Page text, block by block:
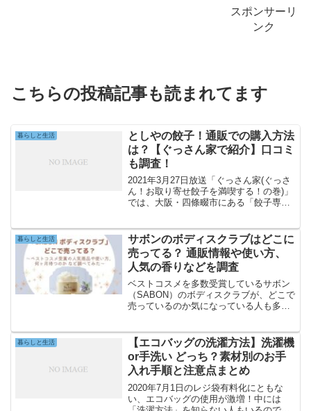
スポンサーリ
ンク
こちらの投稿記事も読まれてます
暮らしと生活
としやの餃子！通販での購入方法
は？【ぐっさん家で紹介】口コミ
も調査！
2021年3月27日放送「ぐっさん家(ぐっさ
ん！お取り寄せ餃子を満喫する！の巻)」
では、大阪・四條畷市にある「餃子専門
で購入する方法をまとめます。ぐっさん
家紹介の餃子を...
暮らしと生活
サボンのボディスクラブはどこに
売ってる？ 通販情報や使い方、
人気の香りなどを調査
ベストコスメを多数受賞しているサボン
（SABON）のボディスクラブが、どこで
売っているのか気になっている人も多い
などのネット通販のいずれかで購入でき
ます。本記事...
暮らしと生活
【エコバッグの洗濯方法】洗濯機
or手洗い どっち？素材別のお手
入れ手順と注意点まとめ
2020年7月1日のレジ袋有料化にともな
い、エコバッグの使用が激増！中には